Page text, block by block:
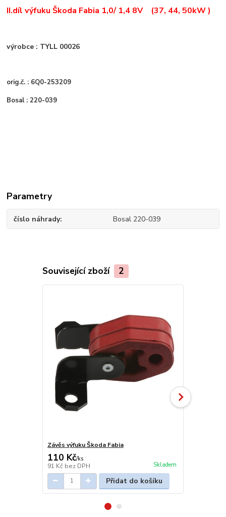
II.díl výfuku Škoda Fabia 1,0/ 1,4 8V (37, 44, 50kW )
výrobce : TYLL 00026
orig.č. : 6Q0-253209
Bosal : 220-039
Parametry
číslo náhrady Bosal 220-039
Související zboží 2
Závěs výfuku Škoda Fabia
110 Kč/ks
91 Kč bez DPH Skladem
Přidat do košíku